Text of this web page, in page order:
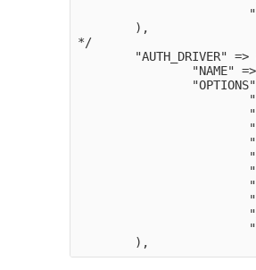
        ),
*/
"AUTH_DRIVER" =>
"NAME"